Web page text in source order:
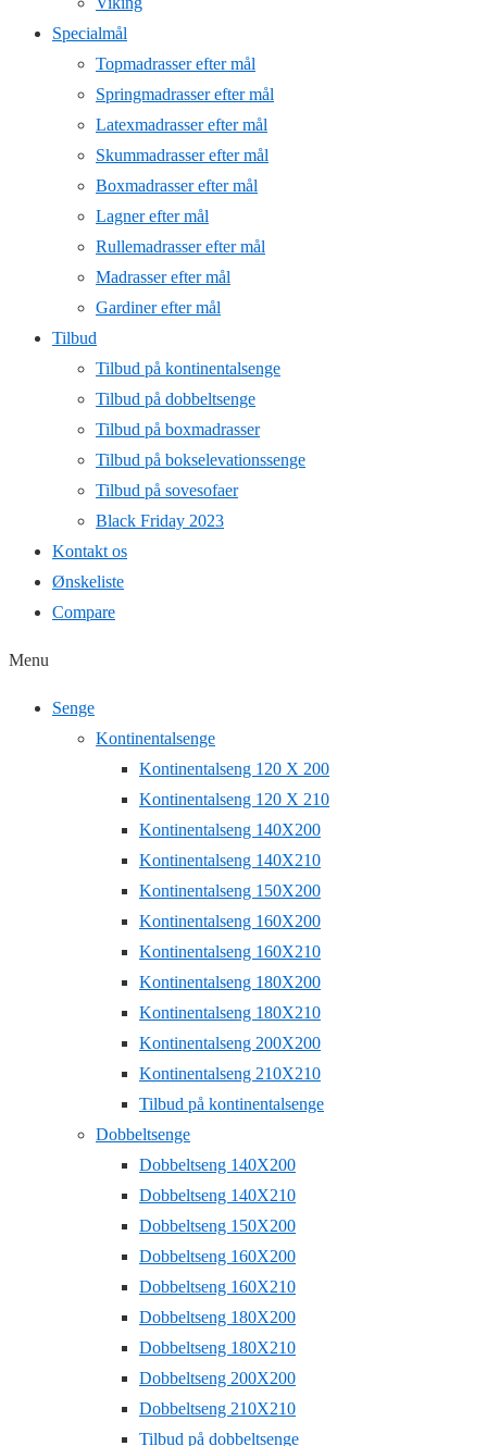
Specialmål
Topmadrasser efter mål
Springmadrasser efter mål
Latexmadrasser efter mål
Skummadrasser efter mål
Boxmadrasser efter mål
Lagner efter mål
Rullemadrasser efter mål
Madrasser efter mål
Gardiner efter mål
Tilbud
Tilbud på kontinentalsenge
Tilbud på dobbeltsenge
Tilbud på boxmadrasser
Tilbud på bokselevationssenge
Tilbud på sovesofaer
Black Friday 2023
Kontakt os
Ønskeliste
Compare
Menu
Senge
Kontinentalsenge
Kontinentalseng 120 X 200
Kontinentalseng 120 X 210
Kontinentalseng 140X200
Kontinentalseng 140X210
Kontinentalseng 150X200
Kontinentalseng 160X200
Kontinentalseng 160X210
Kontinentalseng 180X200
Kontinentalseng 180X210
Kontinentalseng 200X200
Kontinentalseng 210X210
Tilbud på kontinentalsenge
Dobbeltsenge
Dobbeltseng 140X200
Dobbeltseng 140X210
Dobbeltseng 150X200
Dobbeltseng 160X200
Dobbeltseng 160X210
Dobbeltseng 180X200
Dobbeltseng 180X210
Dobbeltseng 200X200
Dobbeltseng 210X210
Tilbud på dobbeltsenge